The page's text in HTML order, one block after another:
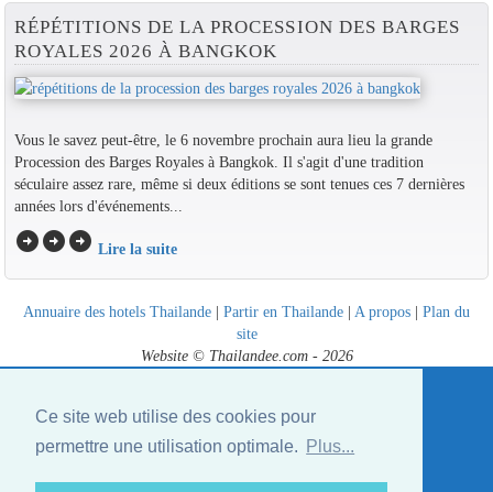
Ce site web utilise des cookies pour
permettre une utilisation optimale.
Plus...
RÉPÉTITIONS DE LA PROCESSION DES BARGES
ROYALES 2026 À BANGKOK
Vous le savez peut-être, le 6 novembre prochain aura lieu la grande
Procession des Barges Royales à Bangkok. Il s'agit d'une tradition
séculaire assez rare, même si deux éditions se sont tenues ces 7 dernières
années lors d'événements...
arrow_circle_rightarrow_circle_rightarrow_circle_right Lire la suite
Annuaire des hotels Thailande | Partir en Thailande | A propos | Plan du
site
Website © Thailandee.com - 2026